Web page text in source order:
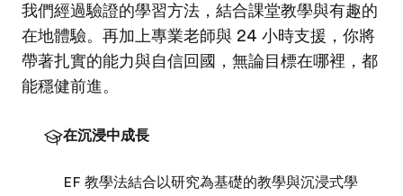
我們經過驗證的學習方法，結合課堂教學與有趣的
在地體驗。再加上專業老師與 24 小時支援，你將
帶著扎實的能力與自信回國，無論目標在哪裡，都
能穩健前進。
在沉浸中成長
EF 教學法結合以研究為基礎的教學與沉浸式學